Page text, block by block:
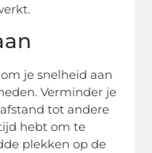
je snelheid aan
Verminder je
tot andere
hebt om te
plekken op de